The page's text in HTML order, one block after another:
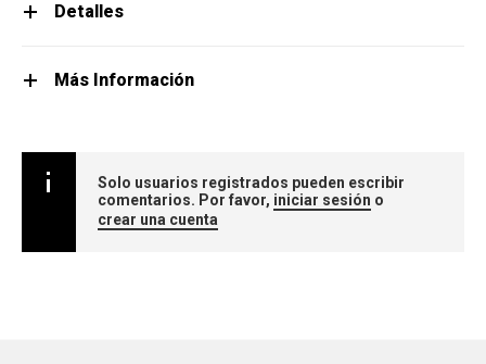
Detalles
Más Información
Solo usuarios registrados pueden escribir
comentarios. Por favor, iniciar sesión o
crear una cuenta